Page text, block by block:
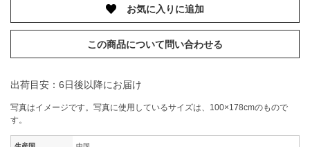
お気に入りに追加
この商品について問い合わせる
出荷目安：6日後以降にお届け
写真はイメージです。写真に使用しているサイズは、100×178cmのもので
す。